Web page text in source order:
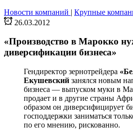
Новости компаний | Крупные
26.03.2012
«Производство в Марокко
диверсификации бизнеса»
Гендиректор зернотрейдера
Екушевский занялся новым
бизнеса — выпуском муки в
продает и в другие страны
образом он диверсифицирует
господдержки заниматься
по его мнению, рискованно.